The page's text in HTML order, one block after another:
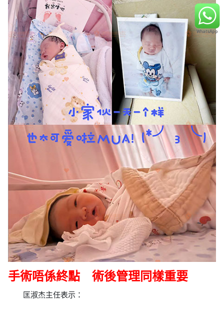
手術唔係終點 術後管理同樣重要
匡淑杰主任表示：